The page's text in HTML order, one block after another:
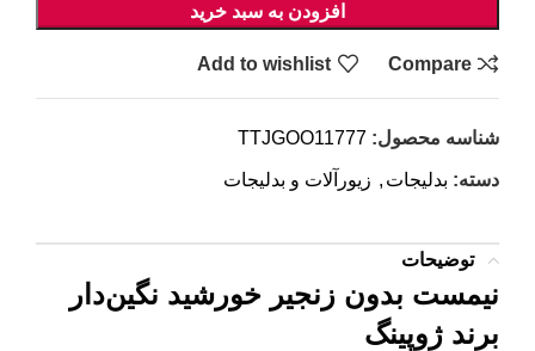
افزودن به سبد خرید
Compare
Add to wishlist
شناسه محصول: TTJGOO11777
دسته: بدلیجات , زیورآلات و بدلیجات
توضیحات
نیمست بدون زنجیر خورشید نگین‌دار
برند ژوپینگ